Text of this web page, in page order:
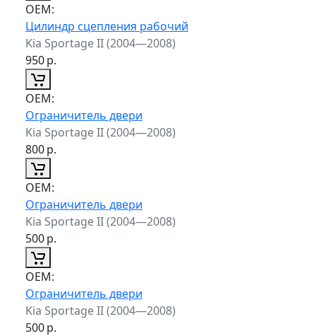
ОЕМ:
Цилиндр сцепления рабочий
Kia Sportage II (2004—2008)
950р.
ОЕМ:
Ограничитель двери
Kia Sportage II (2004—2008)
800р.
ОЕМ:
Ограничитель двери
Kia Sportage II (2004—2008)
500р.
ОЕМ:
Ограничитель двери
Kia Sportage II (2004—2008)
500р.